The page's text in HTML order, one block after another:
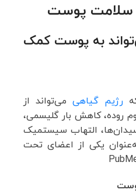
سلامت پوست
به پوست کمک
رژیم گیاهی می‌تواند از
روده، کاهش بار گلیسمی،
التهاب سیستمیک
یکی از اعضای تحت